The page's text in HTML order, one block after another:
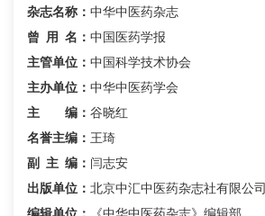
杂志名称： 中华中医药杂志
曾用名： 中国医药学报
主管单位： 中国科学技术协会
主办单位： 中华中医药学会
主 编： 谷晓红
名誉主编： 王琦
副主编： 闫志安
出版单位： 北京中汇中医药杂志社有限公司